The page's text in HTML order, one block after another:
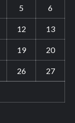
5 6
12 13
19 20
26 27